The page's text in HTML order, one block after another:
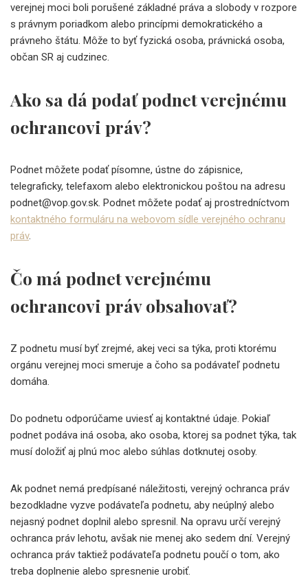
verejnej moci boli porušené základné práva a slobody v rozpore
s právnym poriadkom alebo princípmi demokratického a
právneho štátu. Môže to byť fyzická osoba, právnická osoba,
občan SR aj cudzinec.
Ako sa dá podať podnet verejnému
ochrancovi práv?
Podnet môžete podať písomne, ústne do zápisnice,
telegraficky, telefaxom alebo elektronickou poštou na adresu
podnet@vop.gov.sk. Podnet môžete podať aj prostredníctvom
kontaktného formuláru na webovom sídle verejného ochranu
práv.
Čo má podnet verejnému
ochrancovi práv obsahovať?
Z podnetu musí byť zrejmé, akej veci sa týka, proti ktorému
orgánu verejnej moci smeruje a čoho sa podávateľ podnetu
domáha.
Do podnetu odporúčame uviesť aj kontaktné údaje. Pokiaľ
podnet podáva iná osoba, ako osoba, ktorej sa podnet týka, tak
musí doložiť aj plnú moc alebo súhlas dotknutej osoby.
Ak podnet nemá predpísané náležitosti, verejný ochranca práv
bezodkladne vyzve podávateľa podnetu, aby neúplný alebo
nejasný podnet doplnil alebo spresnil. Na opravu určí verejný
ochranca práv lehotu, avšak nie menej ako sedem dní. Verejný
ochranca práv taktiež podávateľa podnetu poučí o tom, ako
treba doplnenie alebo spresnenie urobiť.